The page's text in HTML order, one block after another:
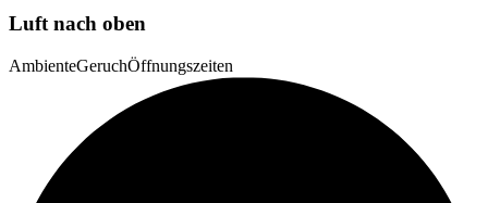
Luft nach oben
AmbienteGeruchÖffnungszeiten